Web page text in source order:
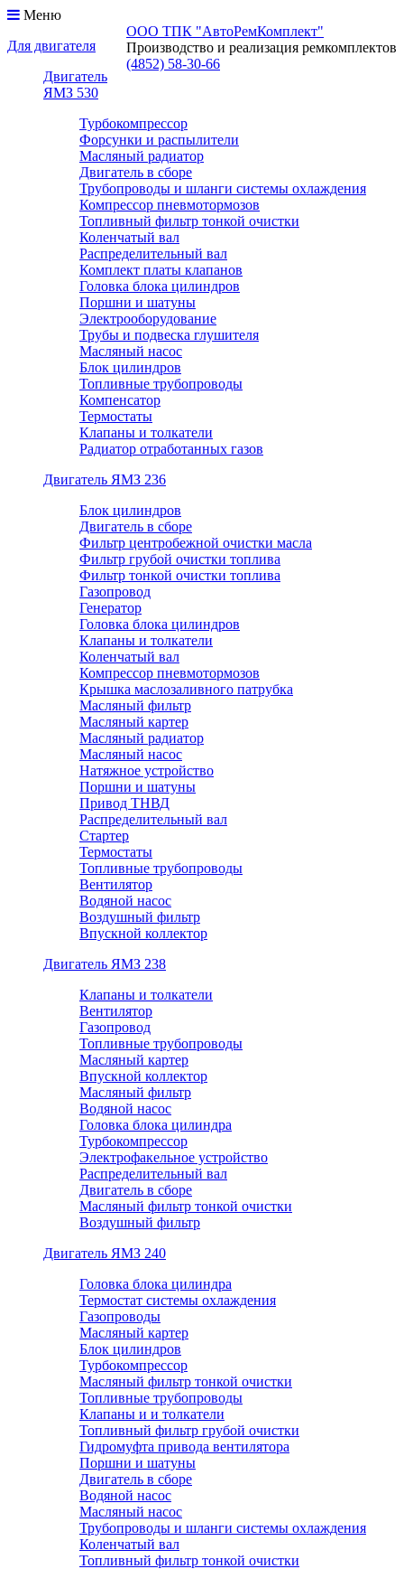
Меню
ООО ТПК "АвтоРемКомплект"
Производство и реализация ремкомплектов
(4852) 58-30-66
Для двигателя
Двигатель
ЯМЗ 530
Турбокомпрессор
Форсунки и распылители
Масляный радиатор
Двигатель в сборе
Трубопроводы и шланги системы охлаждения
Компрессор пневмотормозов
Топливный фильтр тонкой очистки
Коленчатый вал
Распределительный вал
Комплект платы клапанов
Головка блока цилиндров
Поршни и шатуны
Электрооборудование
Трубы и подвеска глушителя
Масляный насос
Блок цилиндров
Топливные трубопроводы
Компенсатор
Термостаты
Клапаны и толкатели
Радиатор отработанных газов
Двигатель ЯМЗ 236
Блок цилиндров
Двигатель в сборе
Фильтр центробежной очистки масла
Фильтр грубой очистки топлива
Фильтр тонкой очистки топлива
Газопровод
Генератор
Головка блока цилиндров
Клапаны и толкатели
Коленчатый вал
Компрессор пневмотормозов
Крышка маслозаливного патрубка
Масляный фильтр
Масляный картер
Масляный радиатор
Масляный насос
Натяжное устройство
Поршни и шатуны
Привод ТНВД
Распределительный вал
Стартер
Термостаты
Топливные трубопроводы
Вентилятор
Водяной насос
Воздушный фильтр
Впускной коллектор
Двигатель ЯМЗ 238
Клапаны и толкатели
Вентилятор
Газопровод
Топливные трубопроводы
Масляный картер
Впускной коллектор
Масляный фильтр
Водяной насос
Головка блока цилиндра
Турбокомпрессор
Электрофакельное устройство
Распределительный вал
Двигатель в сборе
Масляный фильтр тонкой очистки
Воздушный фильтр
Двигатель ЯМЗ 240
Головка блока цилиндра
Термостат системы охлаждения
Газопроводы
Масляный картер
Блок цилиндров
Турбокомпрессор
Масляный фильтр тонкой очистки
Топливные трубопроводы
Клапаны и и толкатели
Топливный фильтр грубой очистки
Гидромуфта привода вентилятора
Поршни и шатуны
Двигатель в сборе
Водяной насос
Масляный насос
Трубопроводы и шланги системы охлаждения
Коленчатый вал
Топливный фильтр тонкой очистки